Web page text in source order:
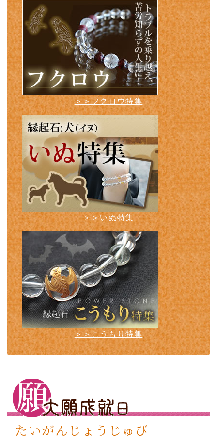
＞＞フクロウ特集
＞＞いぬ特集
＞＞こうもり特集
たいがんじょうじゅび